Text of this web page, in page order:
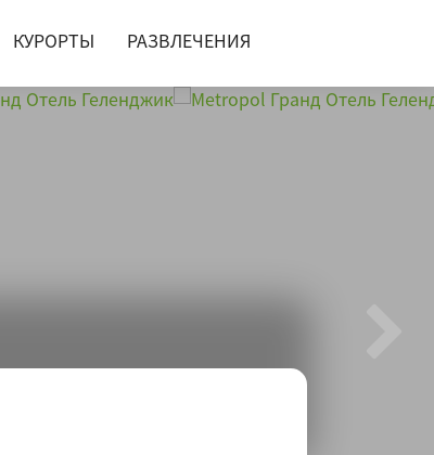
КУРОРТЫ РАЗВЛЕЧЕНИЯ